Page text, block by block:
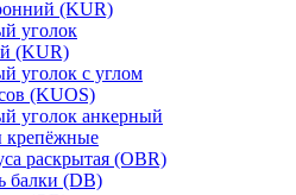
(KUR)
уголок
(KUR)
уголок с углом
(KUOS)
уголок анкерный
крепёжные
раскрытая (OBR)
балки (DB)